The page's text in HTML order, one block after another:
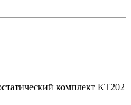
комплект КТ202